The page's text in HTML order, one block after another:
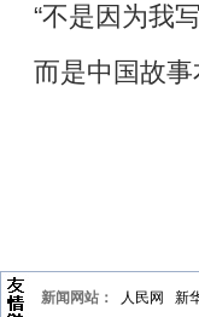
“不是因为我
而是中国故事
新闻网站： 人民网 新